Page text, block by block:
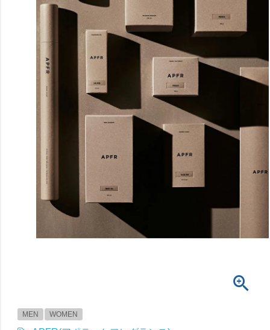
MEN WOMEN